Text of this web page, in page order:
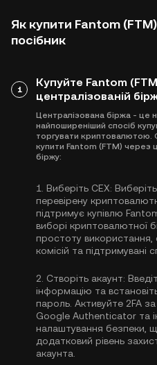
Як купити Fantom
посібник
1
Купуйте Fantom
централізованій
Централізована біржа - це
найпоширеніший спосіб
торгувати криптовалютою.
купити Fantom (FTM) через
біржу:
1. Виберіть CEX:
перевірену
підтримує купівлю
виборі криптовалютної
простоту використання,
комісій та підтримувані
2. Створіть акаунт:
інформацію та
пароль. Активуйте 2FA
Google Authenticator та
налаштування безпеки,
додатковий рівень
акаунта.